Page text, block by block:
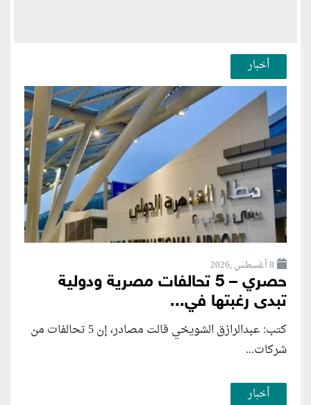
أخبار
8 أغسطس ,2026
حصري – 5 تحالفات مصرية ودولية
تبدى رغبتها في...
كتب: عبدالرازق الشويخي قالت مصادر، إن 5 تحالفات من
شركات...
أخبار